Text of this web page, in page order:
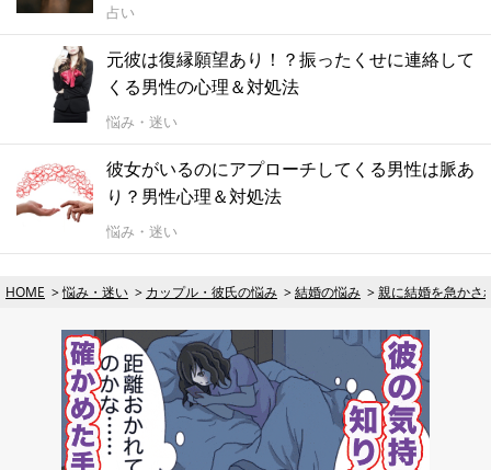
占い
元彼は復縁願望あり！？振ったくせに連絡して
くる男性の心理＆対処法
悩み・迷い
彼女がいるのにアプローチしてくる男性は脈あ
り？男性心理＆対処法
悩み・迷い
HOME 悩み・迷い カップル・彼氏の悩み 結婚の悩み 親に結婚を急かさ